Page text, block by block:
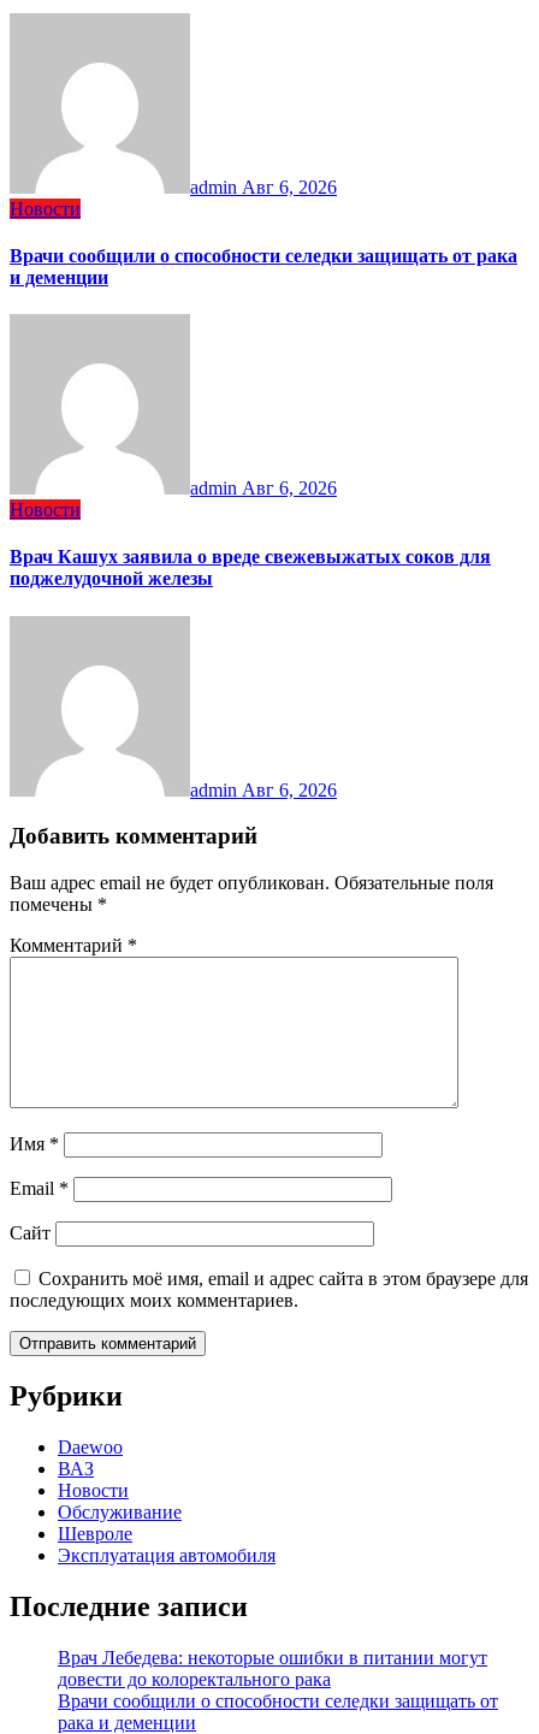
admin Авг 6, 2026
Новости
Врачи сообщили о способности селедки защищать от рака
и деменции
admin Авг 6, 2026
Новости
Врач Кашух заявила о вреде свежевыжатых соков для
поджелудочной железы
admin Авг 6, 2026
Добавить комментарий
Ваш адрес email не будет опубликован. Обязательные поля
помечены *
Комментарий *
Имя *
Email *
Сайт
Сохранить моё имя, email и адрес сайта в этом браузере для
последующих моих комментариев.
Рубрики
Daewoo
ВАЗ
Новости
Обслуживание
Шевроле
Эксплуатация автомобиля
Последние записи
Врач Лебедева: некоторые ошибки в питании могут
довести до колоректального рака
Врачи сообщили о способности селедки защищать от
рака и деменции